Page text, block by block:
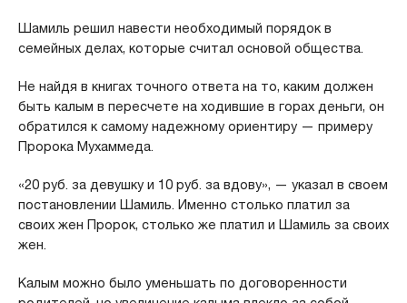
Шамиль решил навести необходимый порядок в
семейных делах, которые считал основой общества.
Не найдя в книгах точного ответа на то, каким должен
быть калым в пересчете на ходившие в горах деньги, он
обратился к самому надежному ориентиру — примеру
Пророка Мухаммеда.
«20 руб. за девушку и 10 руб. за вдову», — указал в своем
постановлении Шамиль. Именно столько платил за
своих жен Пророк, столько же платил и Шамиль за своих
жен.
Калым можно было уменьшать по договоренности